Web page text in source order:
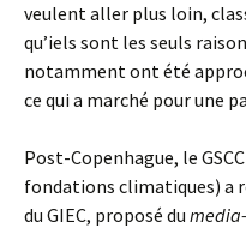
veulent aller plus loin,
qu’iels sont les seuls
notamment ont été
ce qui a marché pour une
Post-Copenhague, le
fondations climatiques) a
du GIEC, proposé du